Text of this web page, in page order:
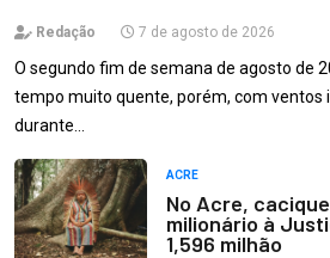
Redação 7 de agosto de 2026
O segundo fim de semana de agosto de
tempo muito quente, porém, com ventos
durante…
ACRE
No Acre,
milionário à
1,596 milhão